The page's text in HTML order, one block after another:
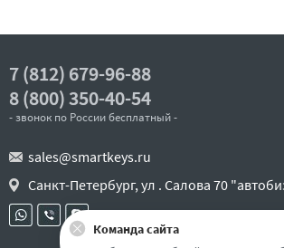
7 (812) 679-96-88
8 (800) 350-40-54
- звонок по России бесплатный -
sales@smartkeys.ru
Санкт-Петербург, ул . Салова 70
Команда сайта